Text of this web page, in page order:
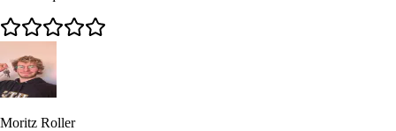
Moritz Roller